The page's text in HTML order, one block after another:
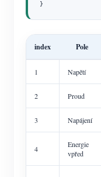
}
index Pole
1 Napětí
2 Proud
3 Napájení
4
Energie
vpřed